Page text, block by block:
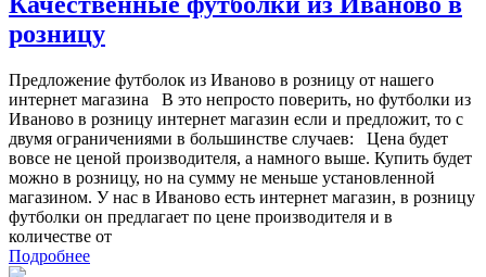
розницу
Предложение футболок из Иваново в розницу от нашего
интернет магазина В это непросто поверить, но футболки из
Иваново в розницу интернет магазин если и предложит, то с
двумя ограничениями в большинстве случаев: Цена будет
вовсе не ценой производителя, а намного выше. Купить будет
можно в розницу, но на сумму не меньше установленной
магазином. У нас в Иваново есть интернет магазин, в розницу
футболки он предлагает по цене производителя и в
количестве от
Подробнее